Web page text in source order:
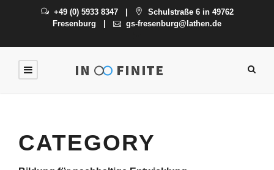
+49 (0) 5933 8347|
Schulstraße 6 in 49762
Fresenburg
gs-fresenburg@lathen.de
CATEGORY